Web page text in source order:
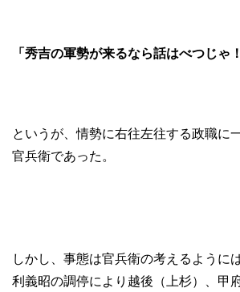
「秀吉の軍勢が来るなら話はべつじゃ！
というが、情勢に右往左往する政職に
官兵衛であった。
しかし、事態は官兵衛の考えるように
利義昭の調停により越後（上杉）、甲